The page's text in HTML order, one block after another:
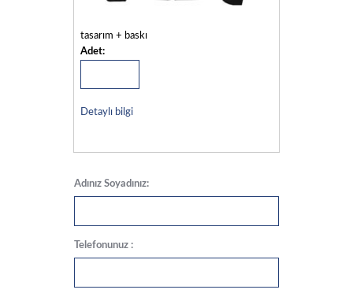
tasarım + baskı
Adet:
Detaylı bilgi
Adınız Soyadınız:
Telefonunuz :